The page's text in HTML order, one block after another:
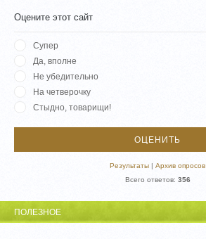
Оцените этот сайт
Супер
Да, вполне
Не убедительно
На четверочку
Стыдно, товарищи!
Результаты | Архив опросов
Всего ответов: 356
ПОЛЕЗНОЕ